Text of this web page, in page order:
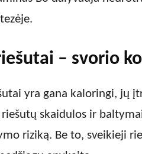
– svorio
yra gana kaloringi, jų
skaidulos ir
riziką. Be to, sveikieji